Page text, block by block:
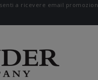
a ricevere email